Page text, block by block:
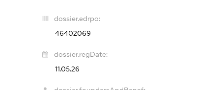
dossier.edrpo:
46402069
dossier.regDate:
11.05.26